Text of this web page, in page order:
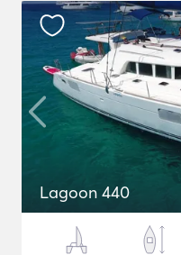
Lagoon 440